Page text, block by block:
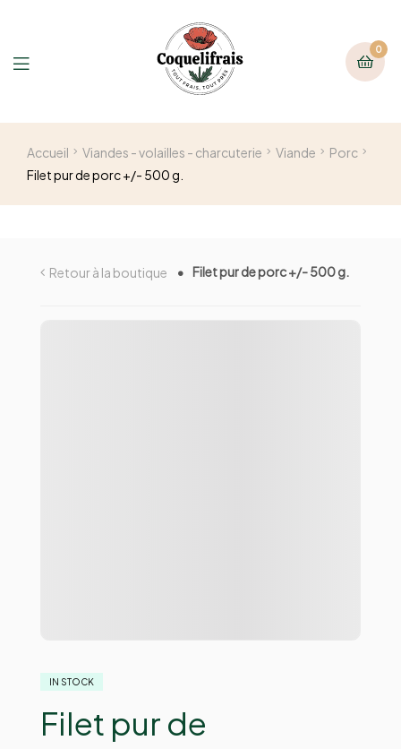
0
Accueil Viandes - volailles - charcuterie Viande
Porc
Filet pur de porc +/- 500 g.
Retour à la boutique Filet pur de porc +/- 500 g.
IN STOCK
Filet pur de